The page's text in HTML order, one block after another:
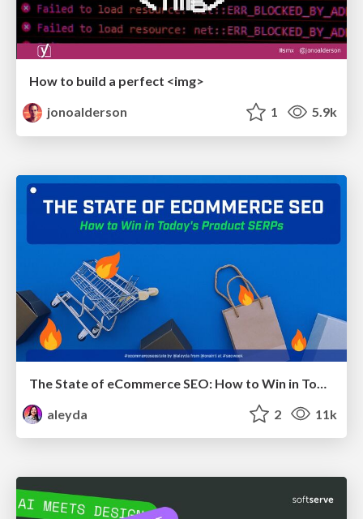
How to build a perfect <img>
jonoalderson
1 5.9k
aleyda
2 11k